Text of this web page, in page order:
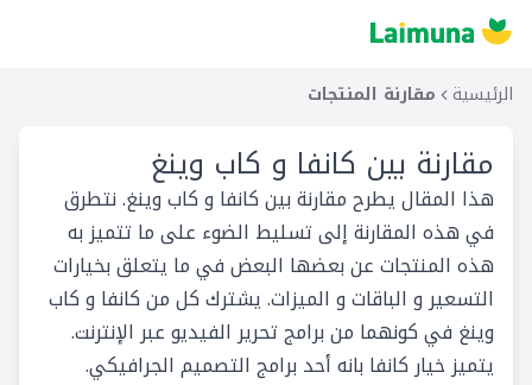
الرئيسية مقارنة المنتجات
مقارنة بين كانفا و كاب وينغ
هذا المقال يطرح مقارنة بين كانفا و كاب وينغ. نتطرق
في هذه المقارنة إلى تسليط الضوء على ما تتميز به
هذه المنتجات عن بعضها البعض في ما يتعلق بخيارات
التسعير و الباقات و الميزات. يشترك كل من كانفا و كاب
وينغ في كونهما من برامج تحرير الفيديو عبر الإنترنت.
يتميز خيار كانفا بانه أحد برامج التصميم الجرافيكي.